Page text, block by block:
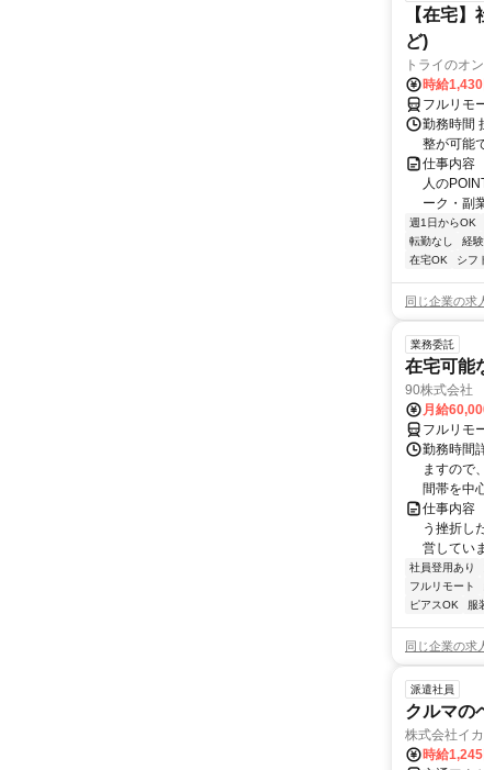
【在宅
ど)
トライのオ
時給
フルリモ
勤務時間
整が可能
仕事内容
人の
ーク・副
週1日からOK
転勤なし
経
在宅OK
シフ
同じ企業の求
業務委託
在宅可能
90株式会社
月給
フルリモ
勤務時間
ますので
間帯を中
仕事内容
う挫折し
営してい
社員登用あり
フルリモート
ピアスOK
服
同じ企業の求
派遣社員
クルマの
株式会社イ
時給